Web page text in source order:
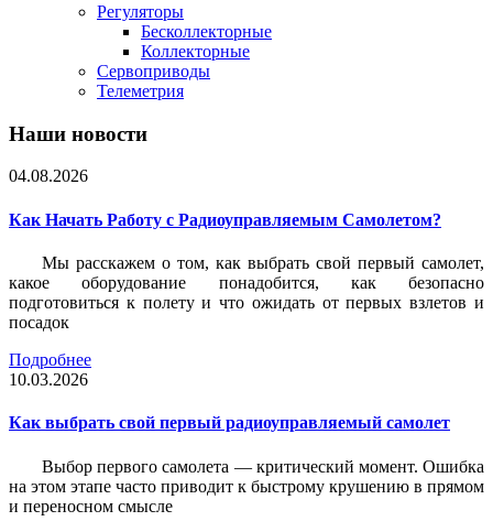
Регуляторы
Бесколлекторные
Коллекторные
Сервоприводы
Телеметрия
Наши новости
04.08.2026
Как Начать Работу с Радиоуправляемым Самолетом?
Мы расскажем о том, как выбрать свой первый самолет,
какое оборудование понадобится, как безопасно
подготовиться к полету и что ожидать от первых взлетов и
посадок
Подробнее
10.03.2026
Как выбрать свой первый радиоуправляемый самолет
Выбор первого самолета — критический момент. Ошибка
на этом этапе часто приводит к быстрому крушению в прямом
и переносном смысле